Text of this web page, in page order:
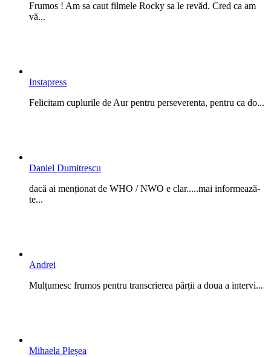
Frumos ! Am sa caut filmele Rocky sa le revăd. Cred ca am
vă...
Instapress
Felicitam cuplurile de Aur pentru perseverenta, pentru ca do...
Daniel Dumitrescu
dacă ai menționat de WHO / NWO e clar.....mai informează-
te...
Andrei
Mulțumesc frumos pentru transcrierea părții a doua a intervi...
Mihaela Pleșea